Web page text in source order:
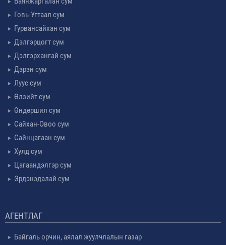
Говь-Угтаал сум
Гурвансайхан сум
Дэлгэрцогт сум
Дэлгэрхангай сум
Дэрэн сум
Луус сум
Өлзийт сум
Өндөршил сум
Сайхан-Овоо сум
Сайнцагаан сум
Хулд сум
Цагаандэлгэр сум
Эрдэнэдалай сум
АГЕНТЛАГ
Байгаль орчин, аялал жуулчлалын газар